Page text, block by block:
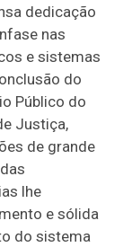
dedicação
nas
e sistemas
do
Público do
Justiça,
de grande
lhe
e sólida
do sistema